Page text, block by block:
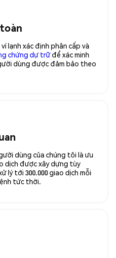
lạnh xác định phân cấp và
chứng dự trữđể xác minh
dùng được đảm bảo theo
dùng của chúng tôi là ưu
dịch được xây dựng tùy
lý tới 300.000 giao dịch mỗi
tức thời.